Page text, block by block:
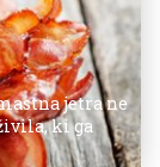
jetra ne
ki ga